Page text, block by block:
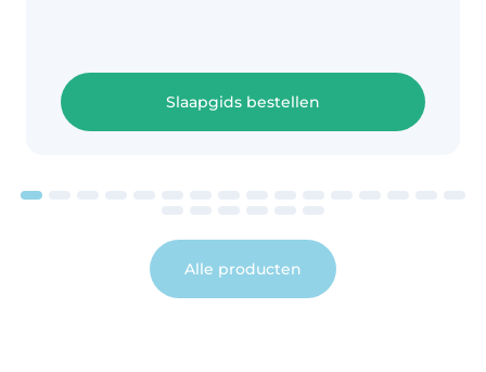
Alle producten
Slaapgids bestellen